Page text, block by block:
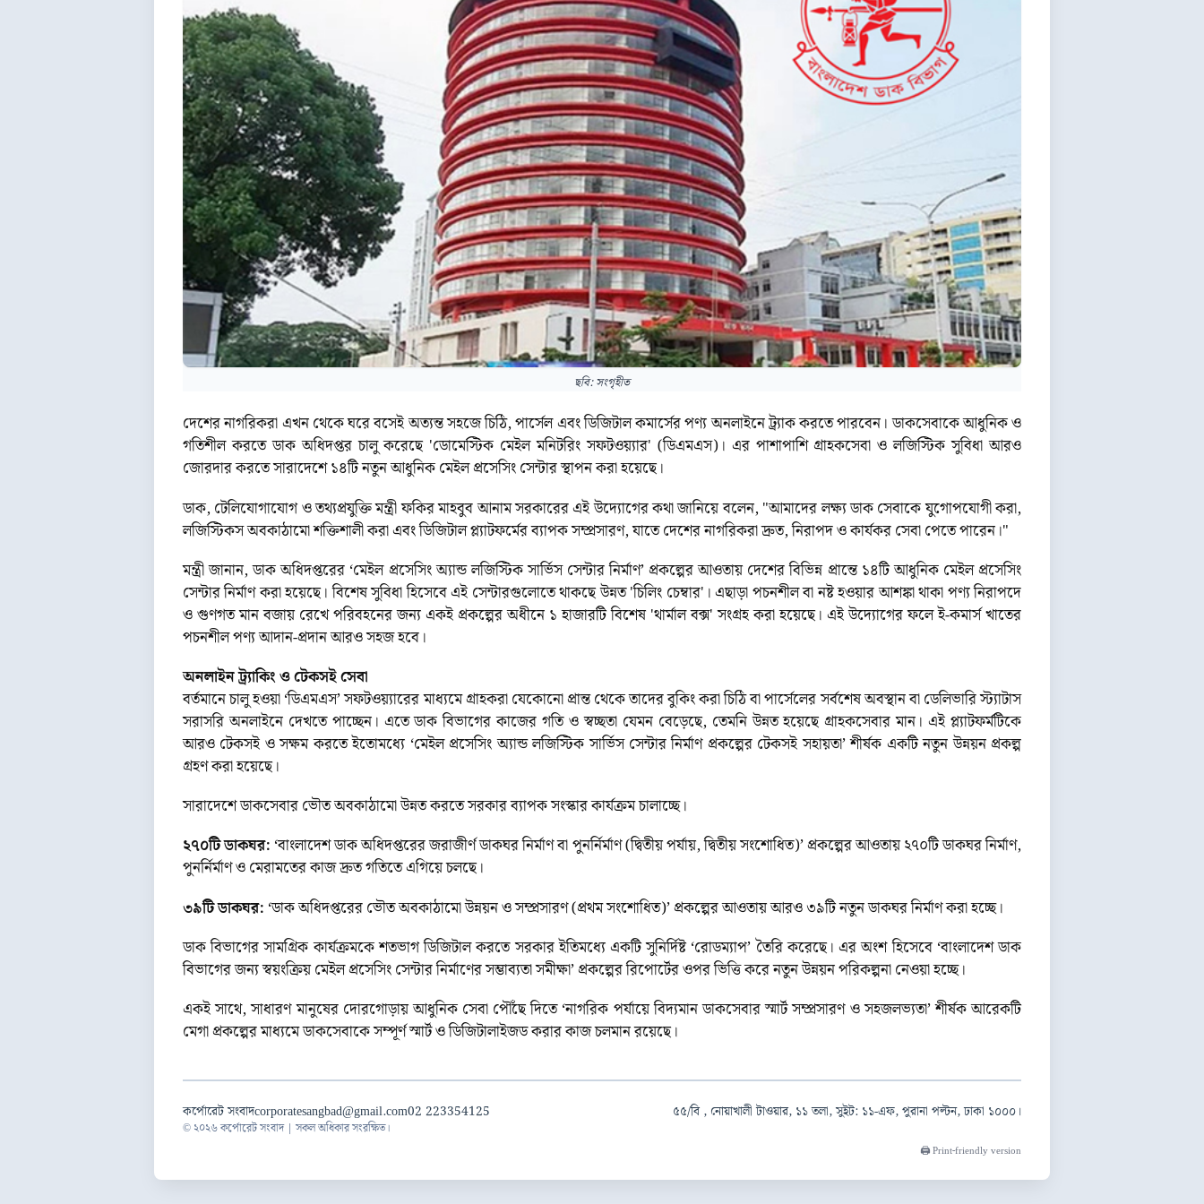
ছবি: সংগৃহীত
দেশের নাগরিকরা এখন থেকে ঘরে বসেই অত্যন্ত সহজে চিঠি, পার্সেল এবং ডিজিটাল কমার্সের পণ্য অনলাইনে ট্র্যাক করতে পারবেন। ডাকসেবাকে আধুনিক ও
গতিশীল করতে ডাক অধিদপ্তর চালু করেছে 'ডোমেস্টিক মেইল মনিটরিং সফটওয়্যার' (ডিএমএস)। এর পাশাপাশি গ্রাহকসেবা ও লজিস্টিক সুবিধা আরও
জোরদার করতে সারাদেশে ১৪টি নতুন আধুনিক মেইল প্রসেসিং সেন্টার স্থাপন করা হয়েছে।
ডাক, টেলিযোগাযোগ ও তথ্যপ্রযুক্তি মন্ত্রী ফকির মাহবুব আনাম সরকারের এই উদ্যোগের কথা জানিয়ে বলেন, "আমাদের লক্ষ্য ডাক সেবাকে যুগোপযোগী করা,
লজিস্টিকস অবকাঠামো শক্তিশালী করা এবং ডিজিটাল প্ল্যাটফর্মের ব্যাপক সম্প্রসারণ, যাতে দেশের নাগরিকরা দ্রুত, নিরাপদ ও কার্যকর সেবা পেতে পারেন।"
মন্ত্রী জানান, ডাক অধিদপ্তরের ‘মেইল প্রসেসিং অ্যান্ড লজিস্টিক সার্ভিস সেন্টার নির্মাণ’ প্রকল্পের আওতায় দেশের বিভিন্ন প্রান্তে ১৪টি আধুনিক মেইল প্রসেসিং
সেন্টার নির্মাণ করা হয়েছে। বিশেষ সুবিধা হিসেবে এই সেন্টারগুলোতে থাকছে উন্নত 'চিলিং চেম্বার'। এছাড়া পচনশীল বা নষ্ট হওয়ার আশঙ্কা থাকা পণ্য নিরাপদে
ও গুণগত মান বজায় রেখে পরিবহনের জন্য একই প্রকল্পের অধীনে ১ হাজারটি বিশেষ 'থার্মাল বক্স' সংগ্রহ করা হয়েছে। এই উদ্যোগের ফলে ই-কমার্স খাতের
পচনশীল পণ্য আদান-প্রদান আরও সহজ হবে।
অনলাইন ট্র্যাকিং ও টেকসই সেবা
বর্তমানে চালু হওয়া ‘ডিএমএস’ সফটওয়্যারের মাধ্যমে গ্রাহকরা যেকোনো প্রান্ত থেকে তাদের বুকিং করা চিঠি বা পার্সেলের সর্বশেষ অবস্থান বা ডেলিভারি স্ট্যাটাস
সরাসরি অনলাইনে দেখতে পাচ্ছেন। এতে ডাক বিভাগের কাজের গতি ও স্বচ্ছতা যেমন বেড়েছে, তেমনি উন্নত হয়েছে গ্রাহকসেবার মান। এই প্ল্যাটফর্মটিকে
আরও টেকসই ও সক্ষম করতে ইতোমধ্যে ‘মেইল প্রসেসিং অ্যান্ড লজিস্টিক সার্ভিস সেন্টার নির্মাণ প্রকল্পের টেকসই সহায়তা’ শীর্ষক একটি নতুন উন্নয়ন প্রকল্প
গ্রহণ করা হয়েছে।
সারাদেশে ডাকসেবার ভৌত অবকাঠামো উন্নত করতে সরকার ব্যাপক সংস্কার কার্যক্রম চালাচ্ছে।
২৭০টি ডাকঘর: ‘বাংলাদেশ ডাক অধিদপ্তরের জরাজীর্ণ ডাকঘর নির্মাণ বা পুনর্নির্মাণ (দ্বিতীয় পর্যায়, দ্বিতীয় সংশোধিত)’ প্রকল্পের আওতায় ২৭০টি ডাকঘর নির্মাণ,
পুনর্নির্মাণ ও মেরামতের কাজ দ্রুত গতিতে এগিয়ে চলছে।
৩৯টি ডাকঘর: ‘ডাক অধিদপ্তরের ভৌত অবকাঠামো উন্নয়ন ও সম্প্রসারণ (প্রথম সংশোধিত)’ প্রকল্পের আওতায় আরও ৩৯টি নতুন ডাকঘর নির্মাণ করা হচ্ছে।
ডাক বিভাগের সামগ্রিক কার্যক্রমকে শতভাগ ডিজিটাল করতে সরকার ইতিমধ্যে একটি সুনির্দিষ্ট ‘রোডম্যাপ’ তৈরি করেছে। এর অংশ হিসেবে ‘বাংলাদেশ ডাক
বিভাগের জন্য স্বয়ংক্রিয় মেইল প্রসেসিং সেন্টার নির্মাণের সম্ভাব্যতা সমীক্ষা’ প্রকল্পের রিপোর্টের ওপর ভিত্তি করে নতুন উন্নয়ন পরিকল্পনা নেওয়া হচ্ছে।
একই সাথে, সাধারণ মানুষের দোরগোড়ায় আধুনিক সেবা পৌঁছে দিতে ‘নাগরিক পর্যায়ে বিদ্যমান ডাকসেবার স্মার্ট সম্প্রসারণ ও সহজলভ্যতা’ শীর্ষক আরেকটি
মেগা প্রকল্পের মাধ্যমে ডাকসেবাকে সম্পূর্ণ স্মার্ট ও ডিজিটালাইজড করার কাজ চলমান রয়েছে।
কর্পোরেট সংবাদcorporatesangbad@gmail.com02 223354125 ৫৫/বি , নোয়াখালী টাওয়ার, ১১ তলা, সুইট: ১১-এফ, পুরানা পল্টন, ঢাকা ১০০০।
© ২০২৬ কর্পোরেট সংবাদ | সকল অধিকার সংরক্ষিত।
🖨️ Print-friendly version